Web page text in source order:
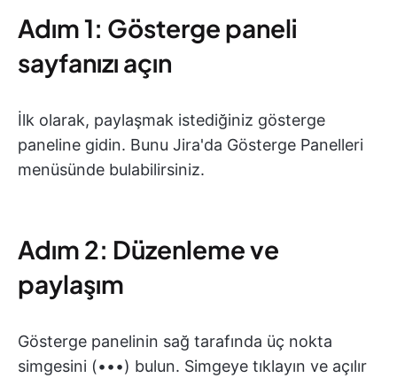
Adım 1: Gösterge paneli
sayfanızı açın
İlk olarak, paylaşmak istediğiniz gösterge
paneline gidin. Bunu Jira'da Gösterge Panelleri
menüsünde bulabilirsiniz.
Adım 2: Düzenleme ve
paylaşım
Gösterge panelinin sağ tarafında üç nokta
simgesini (•••) bulun. Simgeye tıklayın ve açılır